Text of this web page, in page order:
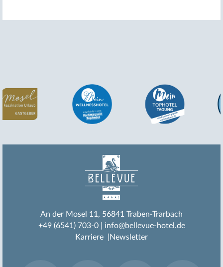
An der Mosel 11 56841 Traben-Trarbach
+49 (6541) 703-0
info@bellevue-hotel.de
Karriere
Newsletter